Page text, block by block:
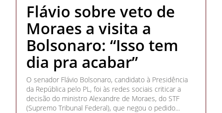
Flávio sobre veto de
Moraes a visita a
Bolsonaro: “Isso tem
dia pra acabar”
O senador Flávio Bolsonaro, candidato à Presidência
da República pelo PL, foi às redes sociais criticar a
decisão do ministro Alexandre de Moraes, do STF
(Supremo Tribunal Federal), que negou o pedido...